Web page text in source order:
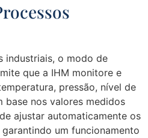
industriais, o modo de
que a IHM monitore e
pressão, nível de
base nos valores medidos
ajustar automaticamente os
um funcionamento